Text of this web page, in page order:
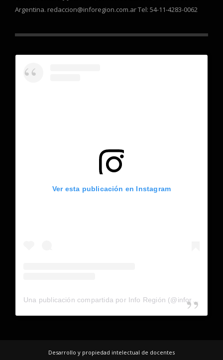
Argentina. redaccion@inforegion.com.ar Tel: 54-11-4283-0062
Ver esta publicación en Instagram
Desarrollo y propiedad intelectual de docentes